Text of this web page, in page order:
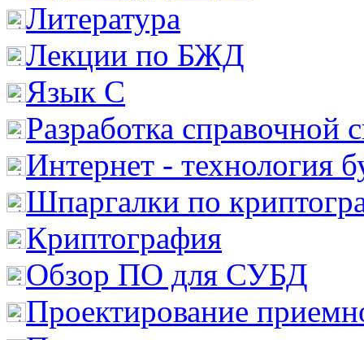
Литература
Лекции по БЖД
Язык С
Разработка справочной
Интернет - технология
Шпаргалки по
Криптография
Обзор ПО для СУБД
Проектирование